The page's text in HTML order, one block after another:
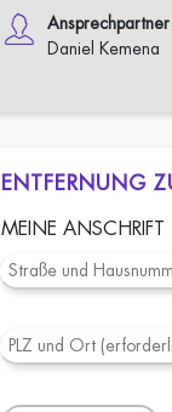
Ansprechpartner
Daniel Kemena
ENTFERNUNG
MEINE ANSCHRIFT